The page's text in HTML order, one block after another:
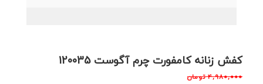
کفش زنانه کامفورت چرم آگوست 120035
۴,۹۸۰,۰۰۰ تومان